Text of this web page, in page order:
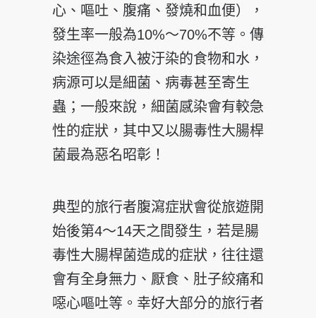
心、嘔吐、腹痛、發燒和血便），
發生率一般為10%～70%不等。傳
染途徑為食入被汙染的食物和水，
病源可以是細菌、病毒甚至寄生
蟲；一般來說，細菌感染會有較急
性的症狀，其中又以腸毒性大腸桿
菌最為惡名昭彰！
典型的旅行者腹瀉症狀會從旅遊開
始後第4～14天之間發生，若是腸
毒性大腸桿菌造成的症狀，往往還
會有全身無力、厭食、肚子絞痛和
噁心嘔吐等。幸好大部分的旅行者